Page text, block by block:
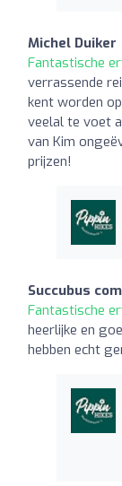
Michel Duiker
Fantastische
verrassende
kent worden
veelal te voet
van Kim
prijzen!
Succubus com
Fantastische
heerlijke en
hebben echt